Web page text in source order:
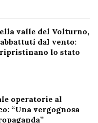
valle del Volturno,
dal vento:
lo stato
operatorie al
“Una vergognosa